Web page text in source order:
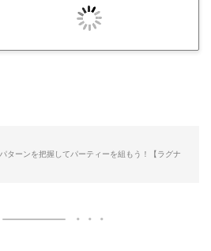
ターンを把握してパーティーを組もう！【ラグナ